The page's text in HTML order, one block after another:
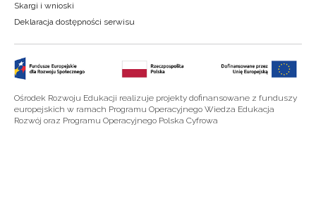
Skargi i wnioski
Deklaracja dostępności serwisu
Ośrodek Rozwoju Edukacji realizuje projekty dofinansowane z funduszy
europejskich w ramach Programu Operacyjnego Wiedza Edukacja
Rozwój oraz Programu Operacyjnego Polska Cyfrowa